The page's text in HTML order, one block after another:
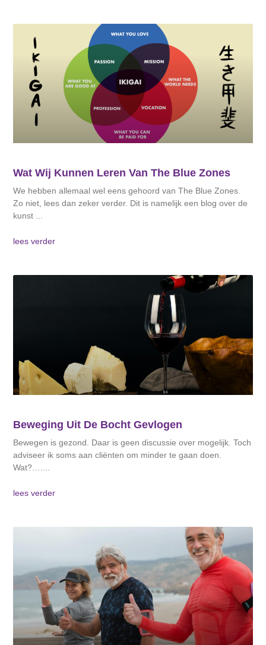
Wat Wij Kunnen Leren Van The Blue Zones
We hebben allemaal wel eens gehoord van The Blue Zones.
Zo niet, lees dan zeker verder. Dit is namelijk een blog over de
kunst
lees verder
Beweging Uit De Bocht Gevlogen
Bewegen is gezond. Daar is geen discussie over mogelijk. Toch
adviseer ik soms aan cliënten om minder te gaan doen.
Wat?….
lees verder